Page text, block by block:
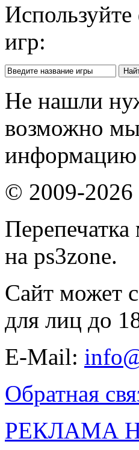
игр:
Не нашли
возможно
информацию
© 2009-2026
на ps3zone.
Сайт может
для лиц до
E-Mail:
Обратная
РЕКЛАМА